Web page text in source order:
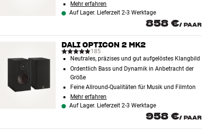
Mehr erfahren
Auf Lager. Lieferzeit 2-3 Werktage
858 €/ PAAR
DALI OPTICON 2 MK2
185
Neutrales, präzises und gut aufgelöstes Klangbild
Ordentlich Bass und Dynamik in Anbetracht der
Größe
Feine Allround-Qualitäten für Musik und Filmton
Mehr erfahren
Auf Lager. Lieferzeit 2-3 Werktage
958 €/ PAAR